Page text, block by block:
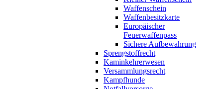
Waffenschein
Waffenbesitzkarte
Europäischer
Feuerwaffenpass
Sichere Aufbewahrung
Sprengstoffrecht
Kaminkehrerwesen
Versammlungsrecht
Kampfhunde